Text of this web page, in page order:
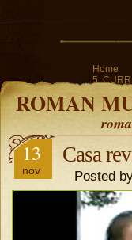
Home
5.
ROMAN
13
nov
Casa
Posted